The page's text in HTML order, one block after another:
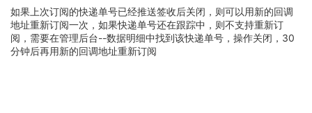
如果上次订阅的快递单号已经推送签收后关闭，则可以用新的回调
地址重新订阅一次，如果快递单号还在跟踪中，则不支持重新订
阅，需要在管理后台--数据明细中找到该快递单号，操作关闭，30
分钟后再用新的回调地址重新订阅